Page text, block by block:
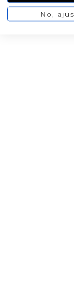
No,